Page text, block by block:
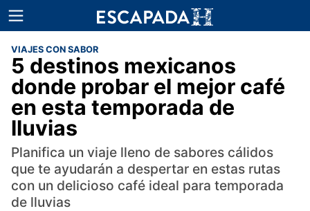
VIAJES CON SABOR
5 destinos mexicanos
donde probar el mejor café
en esta temporada de
lluvias
Planifica un viaje lleno de sabores cálidos
que te ayudarán a despertar en estas rutas
con un delicioso café ideal para temporada
de lluvias